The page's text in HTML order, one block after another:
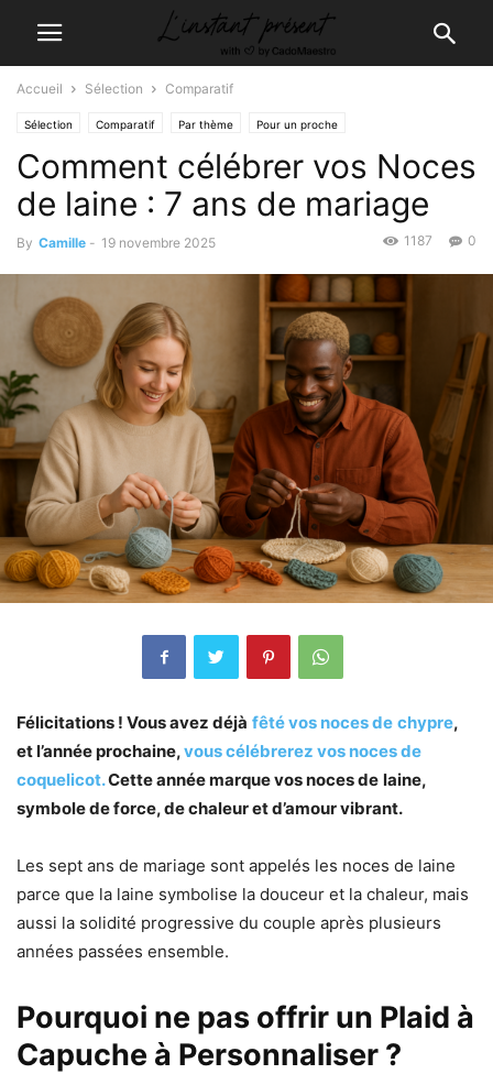
Accueil Sélection Comparatif
Sélection Comparatif Par thème Pour un proche
Comment célébrer vos Noces
de laine : 7 ans de mariage
By Camille - 19 novembre 2025 0
1187
Félicitations ! Vous avez déjà fêté vos noces de chypre,
et l’année prochaine,vous célébrerez vos noces de
coquelicot.Cette année marque vos noces de laine,
symbole de force, de chaleur et d’amour vibrant.
Les sept ans de mariage sont appelés les noces de laine
parce que la laine symbolise la douceur et la chaleur, mais
aussi la solidité progressive du couple après plusieurs
années passées ensemble.
Pourquoi ne pas offrir un Plaid à
Capuche à Personnaliser ?